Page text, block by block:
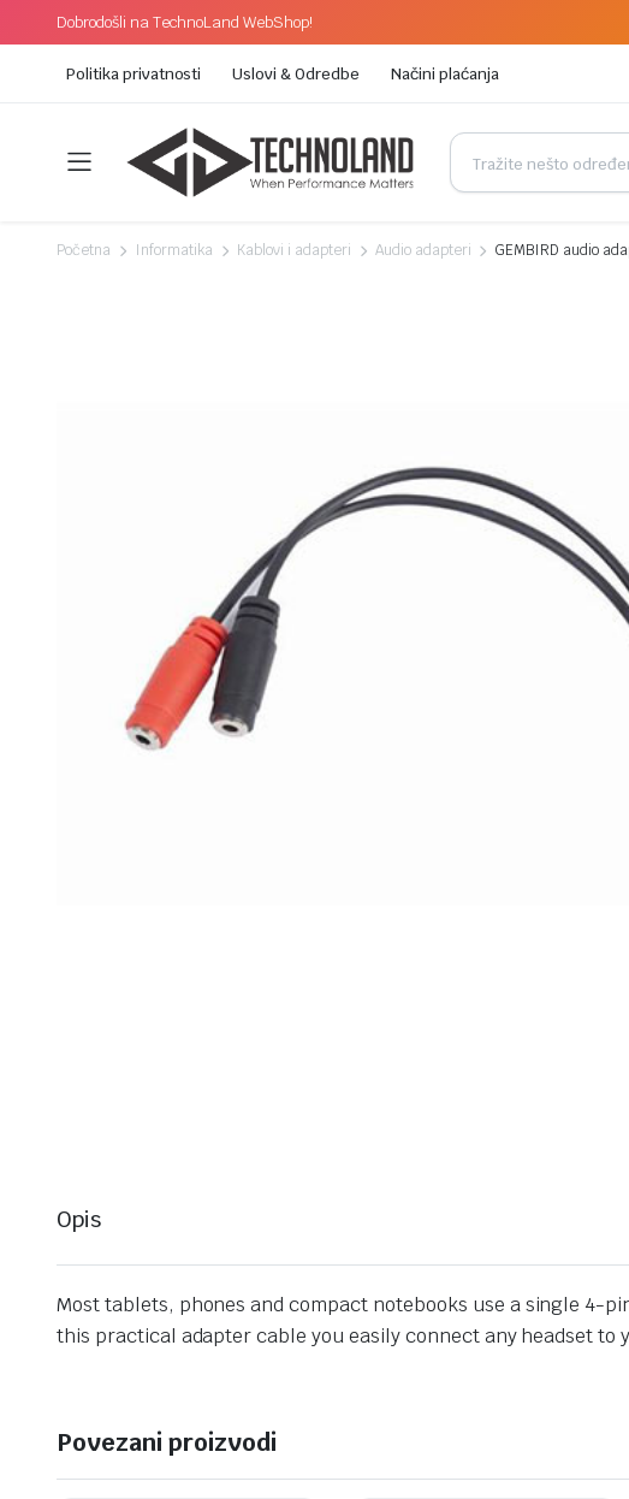
Dobrodošli na TechnoLand WebShop!
Politika privatnosti Uslovi & Odredbe Načini plaćanja
Početna Informatika Kablovi i adapteri Audio adapteri GEMBIRD audio
Opis
Most tablets, phones and compact notebooks use a single 4-
this practical adapter cable you easily connect any headset
Povezani proizvodi